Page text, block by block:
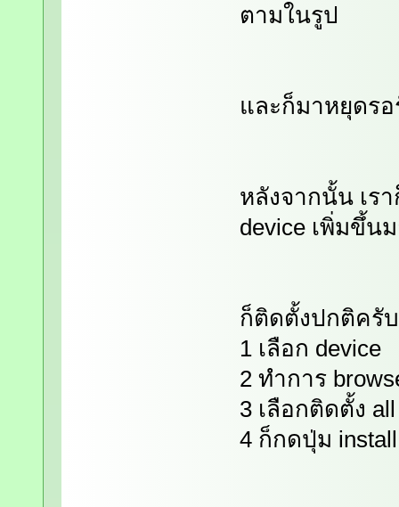
ตามในรูป
และก็มาหยุดรอ
หลังจากนั้น เร
device เพิ่มขึ้น
ก็ติดตั้งปกติครับ
1 เลือก device
2 ทำการ
3 เลือกติดตั้ง
4 ก็กดปุ่ม